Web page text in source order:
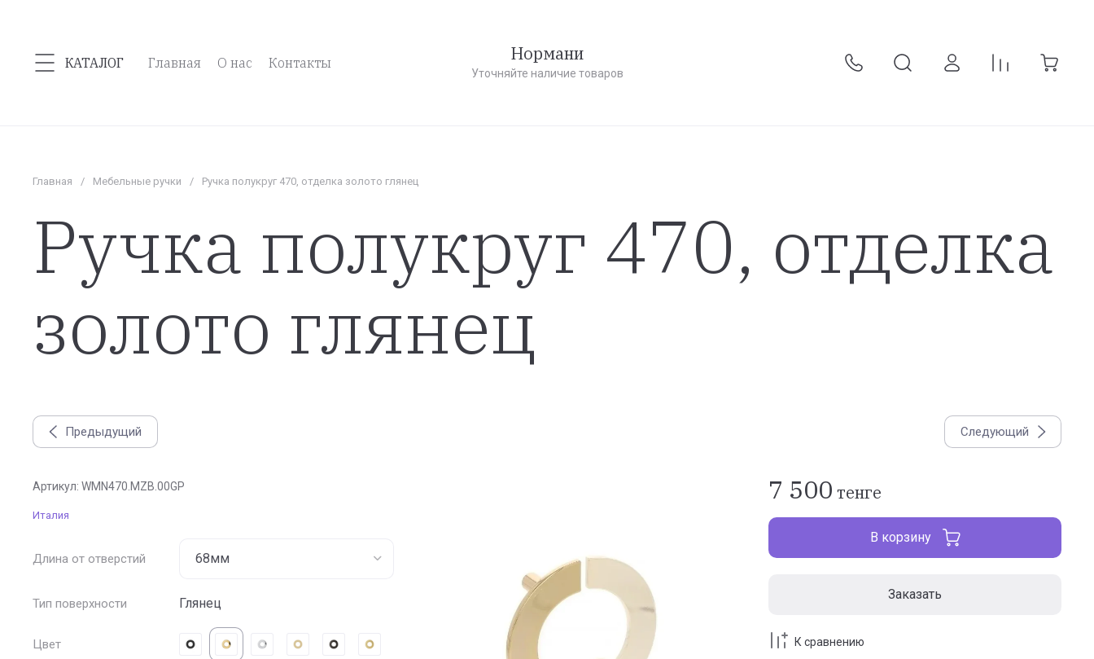
КАТАЛОГ Главная О нас Контакты Нормани
Уточняйте наличие товаров
Главная / Мебельные ручки / Ручка полукруг 470, отделка золото глянец
Ручка полукруг 470, отделка
золото глянец
Предыдущий Следующий
Ручка полукруг 470, отделка золото глянец
Артикул: WMN470.MZB.00GP
Италия
Длина от отверстий
Тип поверхности Глянец
Цвет
7 500 тенге
В корзину
Заказать
К сравнению